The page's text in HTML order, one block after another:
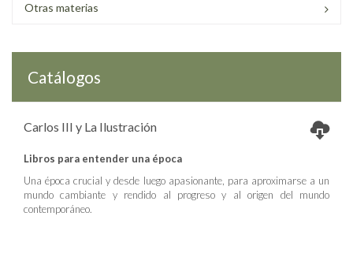
Otras materias
Catálogos
Carlos III y La Ilustración
Libros para entender una época
Una época crucial y desde luego apasionante, para aproximarse a un
mundo cambiante y rendido al progreso y al origen del mundo
contemporáneo.